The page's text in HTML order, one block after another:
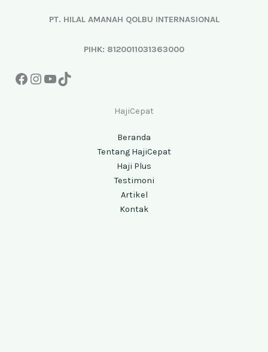
PT. HILAL AMANAH QOLBU INTERNASIONAL
PIHK: 8120011031363000
HajiCepat
Beranda
Tentang HajiCepat
Haji Plus
Testimoni
Artikel
Kontak